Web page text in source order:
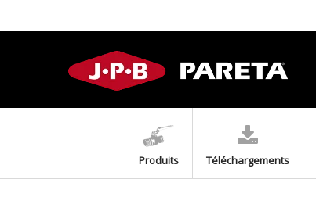
Produits Téléchargements